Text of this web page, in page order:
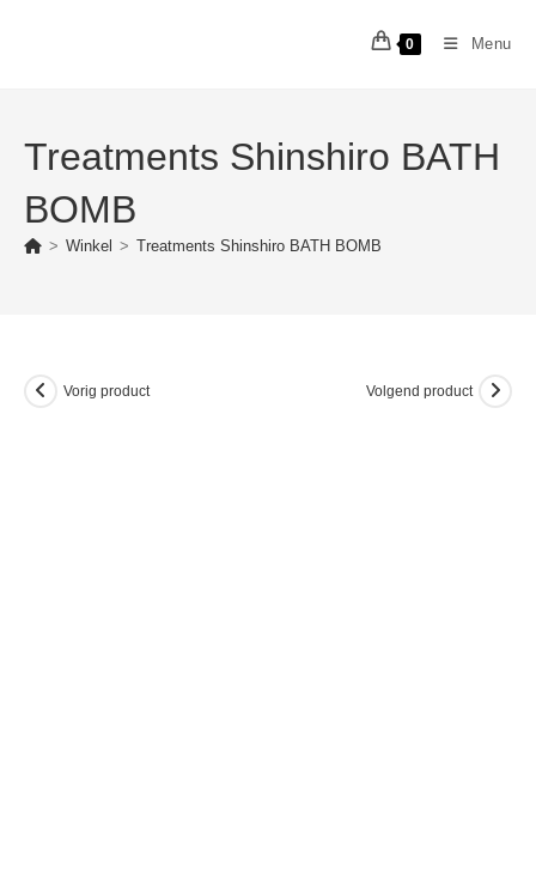
0 Menu
Treatments Shinshiro BATH
BOMB
> Winkel > Treatments Shinshiro BATH BOMB
Vorig product Volgend product